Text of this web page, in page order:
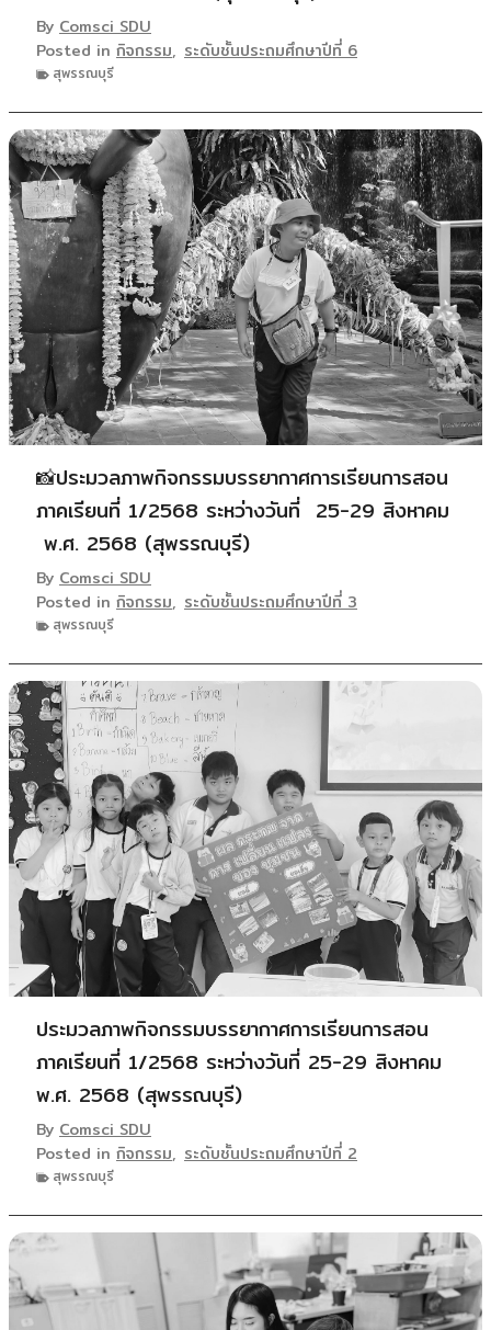
By Comsci SDU
Posted in กิจกรรม, ระดับชั้นประถมศึกษาปีที่ 6
สุพรรณบุรี
📸ประมวลภาพกิจกรรมบรรยากาศการเรียนการสอน
ภาคเรียนที่ 1/2568 ระหว่างวันที่ 25-29 สิงหาคม
พ.ศ. 2568 (สุพรรณบุรี)
By Comsci SDU
Posted in กิจกรรม, ระดับชั้นประถมศึกษาปีที่ 3
สุพรรณบุรี
ประมวลภาพกิจกรรมบรรยากาศการเรียนการสอน
ภาคเรียนที่ 1/2568 ระหว่างวันที่ 25-29 สิงหาคม
พ.ศ. 2568 (สุพรรณบุรี)
By Comsci SDU
Posted in กิจกรรม, ระดับชั้นประถมศึกษาปีที่ 2
สุพรรณบุรี